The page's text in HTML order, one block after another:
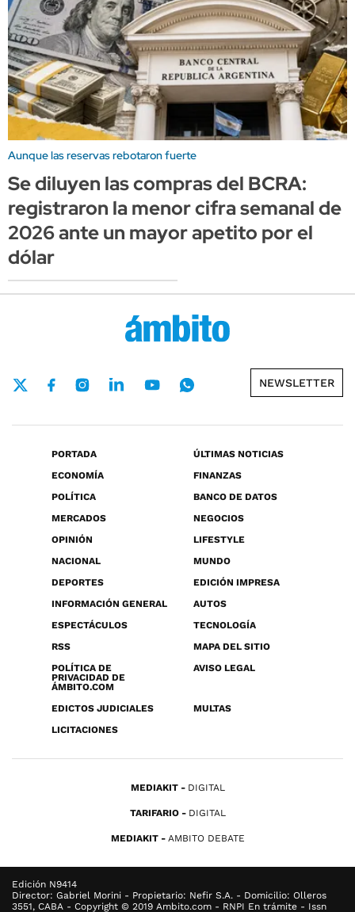
Aunque las reservas rebotaron fuerte
Se diluyen las compras del BCRA:
registraron la menor cifra semanal de
2026 ante un mayor apetito por el
dólar
NEWSLETTER
PORTADA
ÚLTIMAS NOTICIAS
ECONOMÍA
FINANZAS
POLÍTICA
BANCO DE DATOS
MERCADOS
NEGOCIOS
OPINIÓN
LIFESTYLE
NACIONAL
MUNDO
DEPORTES
EDICIÓN IMPRESA
INFORMACIÓN GENERAL
AUTOS
ESPECTÁCULOS
TECNOLOGÍA
RSS
MAPA DEL SITIO
POLÍTICA DE
PRIVACIDAD DE
ÁMBITO.COM
AVISO LEGAL
EDICTOS JUDICIALES
MULTAS
LICITACIONES
MEDIAKIT DIGITAL
TARIFARIO DIGITAL
MEDIAKIT AMBITO DEBATE
Edición N9414
Director: Gabriel Morini - Propietario: Nefir S.A. - Domicilio: Olleros
3551, CABA - Copyright © 2019 Ambito.com - RNPI En trámite - Issn